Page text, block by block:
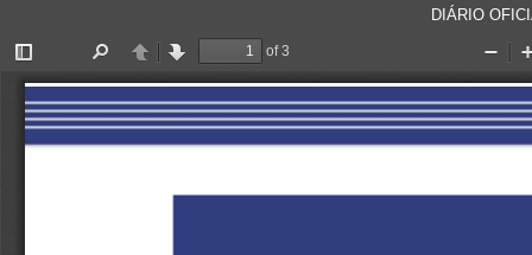
DIÁRIO